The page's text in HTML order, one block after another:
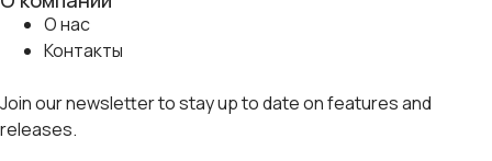
О нас
Контакты
Join our newsletter to stay up to date on features and
releases.